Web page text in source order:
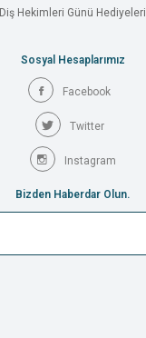
Diş Hekimleri Günü Hediyeleri
Sosyal Hesaplarımız
Facebook
Twitter
Instagram
Bizden Haberdar Olun.